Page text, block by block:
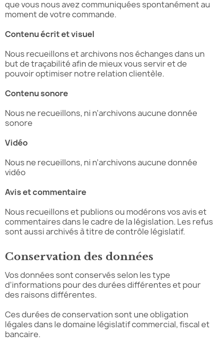
que vous nous avez communiquées spontanément au
moment de votre commande.
Contenu écrit et visuel
Nous recueillons et archivons nos échanges dans un
but de traçabilité afin de mieux vous servir et de
pouvoir optimiser notre relation clientèle.
Contenu sonore
Nous ne recueillons, ni n’archivons aucune donnée
sonore
Vidéo
Nous ne recueillons, ni n’archivons aucune donnée
vidéo
Avis et commentaire
Nous recueillons et publions ou modérons vos avis et
commentaires dans le cadre de la législation. Les refus
sont aussi archivés à titre de contrôle législatif.
Conservation des données
Vos données sont conservés selon les type
d’informations pour des durées différentes et pour
des raisons différentes.
Ces durées de conservation sont une obligation
légales dans le domaine législatif commercial, fiscal et
bancaire.